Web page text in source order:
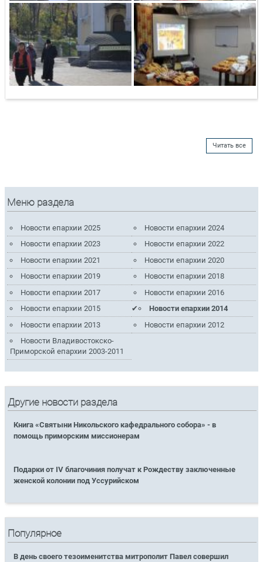
Читать все
Меню раздела
Новости епархии 2025
Новости епархии 2024
Новости епархии 2023
Новости епархии 2022
Новости епархии 2021
Новости епархии 2020
Новости епархии 2019
Новости епархии 2018
Новости епархии 2017
Новости епархии 2016
Новости епархии 2015
Новости епархии 2014
Новости епархии 2013
Новости епархии 2012
Новости Владивостокско-
Приморской епархии 2003-2011
Другие новости раздела
Книга «Святыни Никольского кафедрального собора» - в
помощь приморским миссионерам
Подарки от IV благочиния получат к Рождеству заключенные
женской колонии под Уссурийском
Популярное
В день своего тезоименитства митрополит Павел совершил